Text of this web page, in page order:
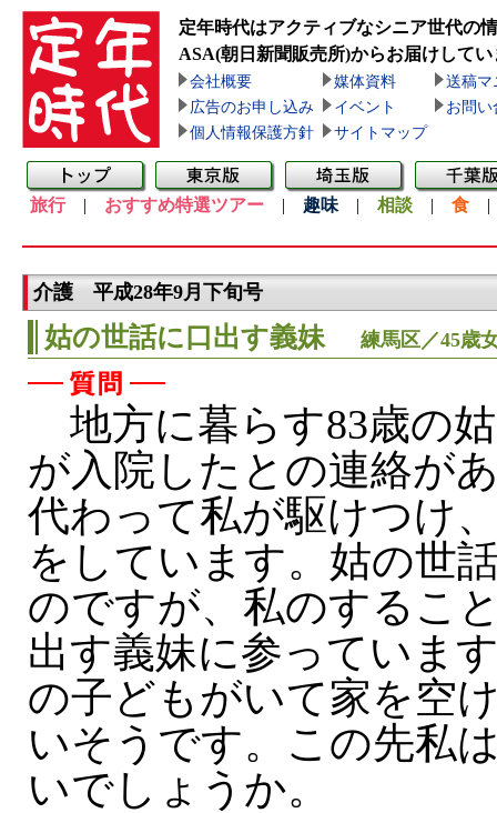
定年時代はアクティブなシニア世代の
ASA(朝日新聞販売所)からお届けしてい
会社概要 媒体資料
送稿マ
広告のお申し込み
イベント
お問い
個人情報保護方針
サイトマップ
旅行| おすすめ特選ツアー | 趣味 | 相談 | 食
介護 平成28年9月下旬号
姑の世話に口出す義妹 練馬区／45歳
地方に暮らす83歳の
が入院したとの連絡が
代わって私が駆けつけ
をしています。姑の世
のですが、私のするこ
出す義妹に参っていま
の子どもがいて家を空
いそうです。この先私
いでしょうか。